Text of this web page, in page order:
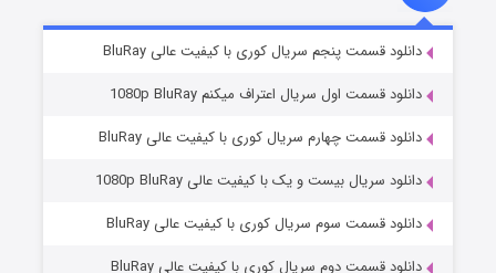
قسمت۵ (زیرنویس) منتشر شد
دانلود قسمت پنجم سریال کوری با کیفیت عالی BluRay
دانلود قسمت اول سریال اعتراف میکنم 1080p BluRay
دانلود قسمت چهارم سریال کوری با کیفیت عالی BluRay
دانلود سریال بیست و یک با کیفیت عالی 1080p BluRay
دانلود قسمت سوم سریال کوری با کیفیت عالی BluRay
دانلود قسمت دوم سریال کوری با کیفیت عالی BluRay